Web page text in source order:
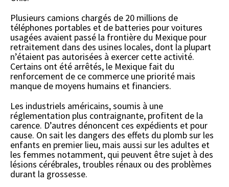
Plusieurs camions chargés de 20 millions de
téléphones portables et de batteries pour voitures
usagées avaient passé la frontière du Mexique pour
retraitement dans des usines locales, dont la plupart
n’étaient pas autorisées à exercer cette activité.
Certains ont été arrêtés, le Mexique fait du
renforcement de ce commerce une priorité mais
manque de moyens humains et financiers.
Les industriels américains, soumis à une
réglementation plus contraignante, profitent de la
carence. D’autres dénoncent ces expédients et pour
cause. On sait les dangers des effets du plomb sur les
enfants en premier lieu, mais aussi sur les adultes et
les femmes notamment, qui peuvent être sujet à des
lésions cérébrales, troubles rénaux ou des problèmes
durant la grossesse.